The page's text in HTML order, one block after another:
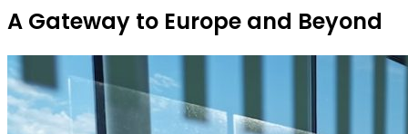
A Gateway to Europe and Beyond